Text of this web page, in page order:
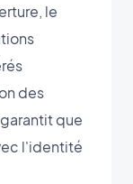
le
des
que
l'identité